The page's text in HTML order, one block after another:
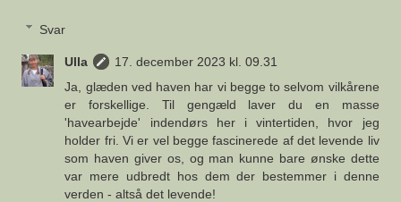
Svar
Ulla
17. december 2023 kl. 09.31
Ja, glæden ved haven har vi begge to selvom vilkårene
er forskellige. Til gengæld laver du en masse
'havearbejde' indendørs her i vintertiden, hvor jeg
holder fri. Vi er vel begge fascinerede af det levende liv
som haven giver os, og man kunne bare ønske dette
var mere udbredt hos dem der bestemmer i denne
verden - altså det levende!